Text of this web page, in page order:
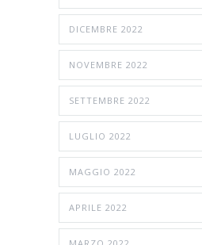
DICEMBRE 2022
NOVEMBRE 2022
SETTEMBRE 2022
LUGLIO 2022
MAGGIO 2022
APRILE 2022